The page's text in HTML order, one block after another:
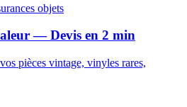
objets
— Devis en 2 min
pièces vintage, vinyles rares,